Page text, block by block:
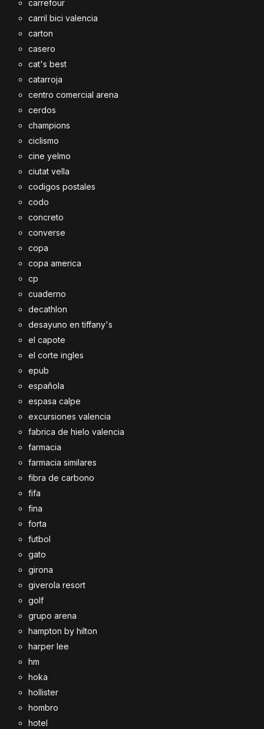
carrefour
carril bici valencia
carton
casero
cat's best
catarroja
centro comercial arena
cerdos
champions
ciclismo
cine yelmo
ciutat vella
codigos postales
codo
concreto
converse
copa
copa america
cp
cuaderno
decathlon
desayuno en tiffany's
el capote
el corte ingles
epub
española
espasa calpe
excursiones valencia
fabrica de hielo valencia
farmacia
farmacia similares
fibra de carbono
fifa
fina
forta
futbol
gato
girona
giverola resort
golf
grupo arena
hampton by hilton
harper lee
hm
hoka
hollister
hombro
hotel